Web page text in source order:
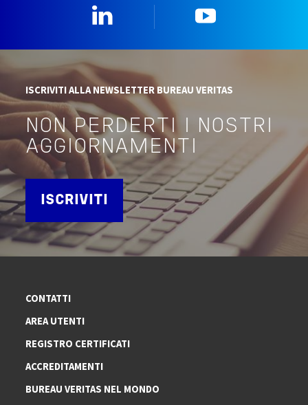
ISCRIVITI ALLA NEWSLETTER BUREAU VERITAS
NON PERDERTI I NOSTRI
AGGIORNAMENTI
ISCRIVITI
CONTATTI
AREA UTENTI
REGISTRO CERTIFICATI
ACCREDITAMENTI
BUREAU VERITAS NEL MONDO